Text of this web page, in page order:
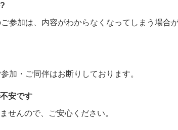
参加は、内容がわからなくなってしまう場合
加・ご同伴はお断りしております。
安です
せんので、ご安心ください。